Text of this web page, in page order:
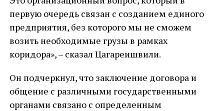
первую очередь связан с созданием единого
предприятия, без которого мы не сможем
возить необходимые грузы в рамках
коридора», – сказал Цагареишвили.
Он подчеркнул, что заключение договора и
общение с различными государственными
органами связано с определенным